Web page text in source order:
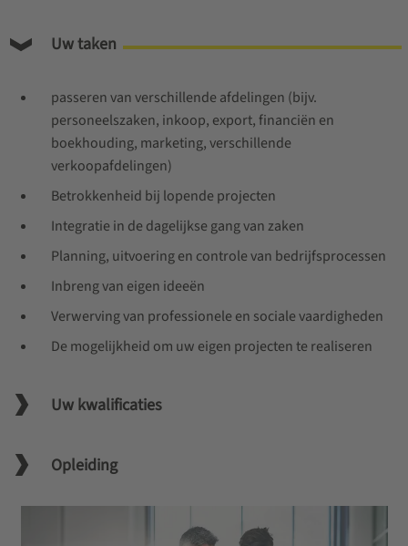
Uw taken
passeren van verschillende afdelingen (bijv.
personeelszaken, inkoop, export, financiën en
boekhouding, marketing, verschillende
verkoopafdelingen)
Betrokkenheid bij lopende projecten
Integratie in de dagelijkse gang van zaken
Planning, uitvoering en controle van bedrijfsprocessen
Inbreng van eigen ideeën
Verwerving van professionele en sociale vaardigheden
De mogelijkheid om uw eigen projecten te realiseren
Uw kwalificaties
Opleiding